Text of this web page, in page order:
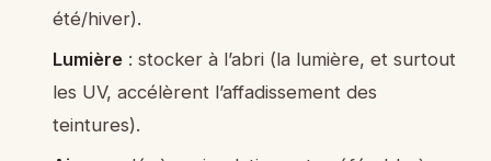
été/hiver).
Lumière: stocker à l’abri (la lumière, et surtout
les UV, accélèrent l’affadissement des
teintures).